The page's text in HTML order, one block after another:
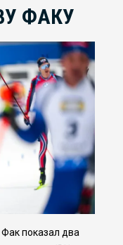
ФАКУ
показал два